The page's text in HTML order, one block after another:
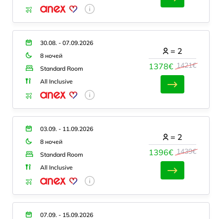
30.08. - 07.09.2026
8 ночей
Standard Room
All Inclusive
1378€ 1421€
= 2
03.09. - 11.09.2026
8 ночей
Standard Room
All Inclusive
1396€ 1439€
= 2
07.09. - 15.09.2026